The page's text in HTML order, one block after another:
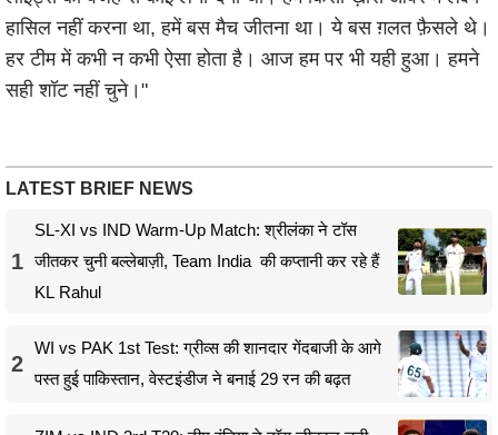
हासिल नहीं करना था, हमें बस मैच जीतना था। ये बस ग़लत फ़ैसले थे।
हर टीम में कभी न कभी ऐसा होता है। आज हम पर भी यही हुआ। हमने
सही शॉट नहीं चुने।"
LATEST BRIEF NEWS
1
SL-XI vs IND Warm-Up Match: श्रीलंका ने टॉस
जीतकर चुनी बल्लेबाज़ी, Team India की कप्तानी कर रहे हैं
KL Rahul
2
WI vs PAK 1st Test: ग्रीव्स की शानदार गेंदबाजी के आगे
पस्त हुई पाकिस्तान, वेस्टइंडीज ने बनाई 29 रन की बढ़त